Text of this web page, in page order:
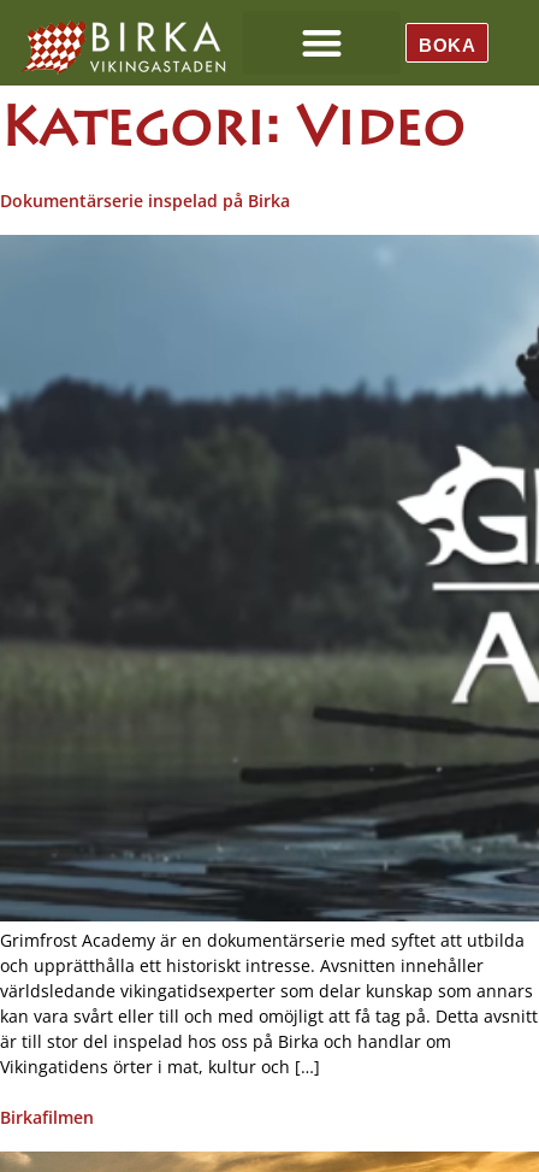
BOKA
Kategori: Video
Dokumentärserie inspelad på Birka
Grimfrost Academy är en dokumentärserie med syftet att utbilda
och upprätthålla ett historiskt intresse. Avsnitten innehåller
världsledande vikingatidsexperter som delar kunskap som annars
kan vara svårt eller till och med omöjligt att få tag på. Detta avsnitt
är till stor del inspelad hos oss på Birka och handlar om
Vikingatidens örter i mat, kultur och […]
Birkafilmen